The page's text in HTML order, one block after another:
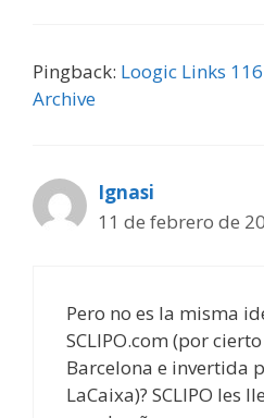
Pingback: Loogic Links
Archive
Ignasi
11 de febrero de
Pero no es la misma
SCLIPO.com (por
Barcelona e invertida
LaCaixa)? SCLIPO les